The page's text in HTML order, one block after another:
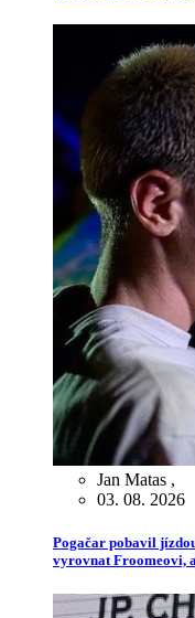
Jan Matas ,
03. 08. 2026
Pogačar pobavil
vyrovnat Froomeovi,